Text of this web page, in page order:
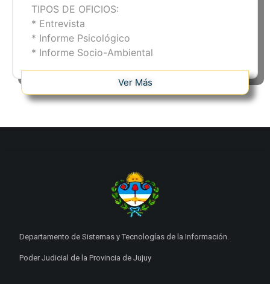
TIPOS DE OFICIOS:
* Entrevista
* Informe Psicológico
* Informe Socio-Ambiental
Ver Más
Departamento de Sistemas y Tecnologías de la Información.
Poder Judicial de la Provincia de Jujuy